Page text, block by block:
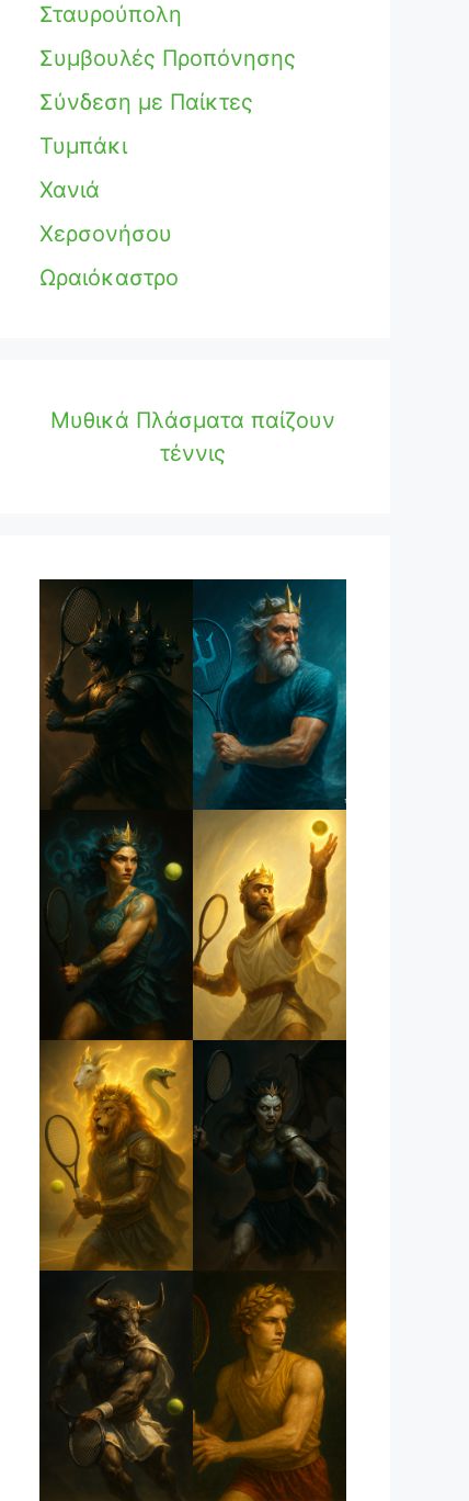
Σταυρούπολη
Συμβουλές Προπόνησης
Σύνδεση με Παίκτες
Τυμπάκι
Χανιά
Χερσονήσου
Ωραιόκαστρο
Μυθικά Πλάσματα παίζουν
τέννις